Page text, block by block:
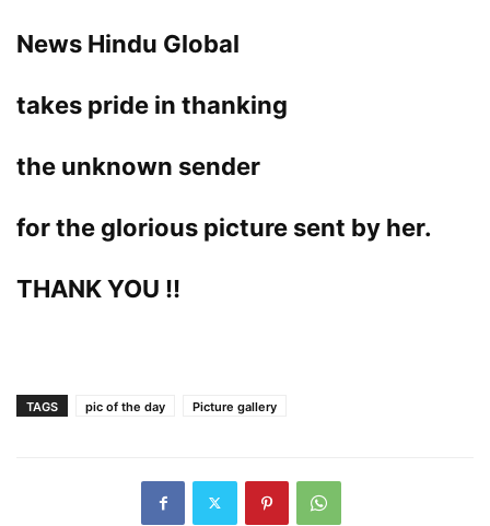
News Hindu Global
takes pride in thanking
the unknown sender
for the glorious picture sent by her.
THANK YOU !!
TAGS pic of the day Picture gallery